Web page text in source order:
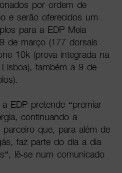
por ordem de
e serão oferecidos um
para a EDP Meia
de março (177 dorsais
10k (prova integrada na
também a 9 de
EDP pretende “premiar
continuando a
que, para além de
faz parte do dia a dia
lê-se num comunicado